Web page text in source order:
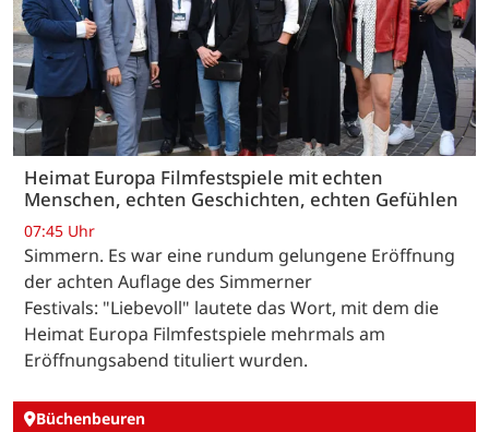
Heimat Europa Filmfestspiele mit echten
Menschen, echten Geschichten, echten Gefühlen
07:45 Uhr
Simmern. Es war eine rundum gelungene Eröffnung
der achten Auflage des Simmerner
Festivals: "Liebevoll" lautete das Wort, mit dem die
Heimat Europa Filmfestspiele mehrmals am
Eröffnungsabend tituliert wurden.
Büchenbeuren